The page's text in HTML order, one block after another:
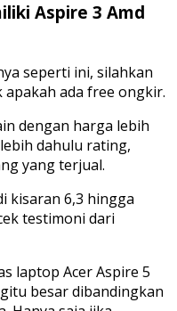
Aspire 3 Amd
seperti ini, silahkan
ada free ongkir.
dengan harga lebih
dahulu rating,
yang terjual.
kisaran 6,3 hingga
testimoni dari
laptop Acer Aspire 5
besar dibandingkan